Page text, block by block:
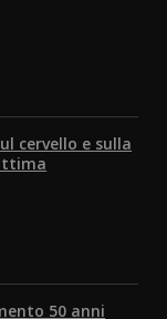
cervello e sulla
50 anni